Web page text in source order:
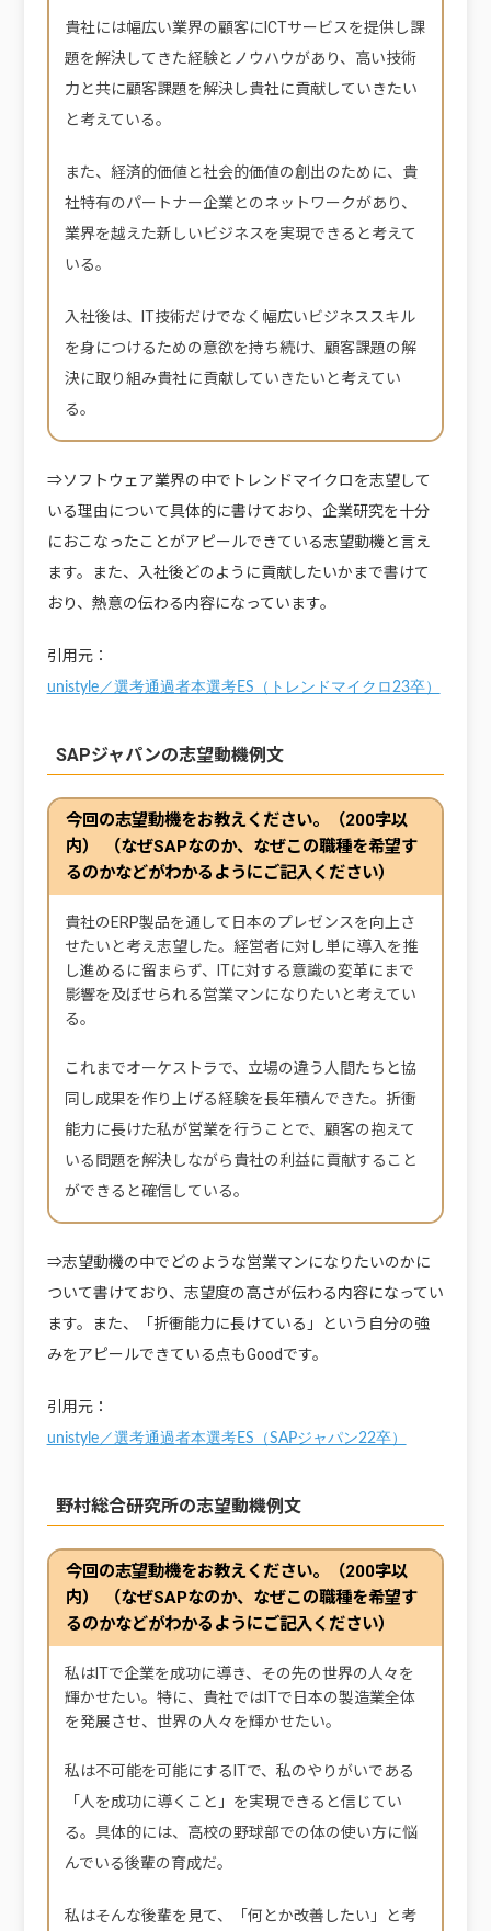
貴社には幅広い業界の顧客にICTサービスを提供し課
題を解決してきた経験とノウハウがあり、高い技術
力と共に顧客課題を解決し貴社に貢献していきたい
と考えている。
また、経済的価値と社会的価値の創出のために、貴
社特有のパートナー企業とのネットワークがあり、
業界を越えた新しいビジネスを実現できると考えて
いる。
入社後は、IT技術だけでなく幅広いビジネススキル
を身につけるための意欲を持ち続け、顧客課題の解
決に取り組み貴社に貢献していきたいと考えてい
る。
⇒ソフトウェア業界の中でトレンドマイクロを志望して
いる理由について具体的に書けており、企業研究を十分
におこなったことがアピールできている志望動機と言え
ます。また、入社後どのように貢献したいかまで書けて
おり、熱意の伝わる内容になっています。
引用元：
unistyle／選考通過者本選考ES（トレンドマイクロ23卒）
SAPジャパンの志望動機例文
今回の志望動機をお教えください。（200字以
内） （なぜSAPなのか、なぜこの職種を希望す
るのかなどがわかるようにご記入ください）
貴社のERP製品を通して日本のプレゼンスを向上さ
せたいと考え志望した。経営者に対し単に導入を推
し進めるに留まらず、ITに対する意識の変革にまで
影響を及ぼせられる営業マンになりたいと考えてい
る。
これまでオーケストラで、立場の違う人間たちと協
同し成果を作り上げる経験を長年積んできた。折衝
能力に長けた私が営業を行うことで、顧客の抱えて
いる問題を解決しながら貴社の利益に貢献すること
ができると確信している。
⇒志望動機の中でどのような営業マンになりたいのかに
ついて書けており、志望度の高さが伝わる内容になってい
ます。また、「折衝能力に長けている」という自分の強
みをアピールできている点もGoodです。
引用元：
unistyle／選考通過者本選考ES（SAPジャパン22卒）
野村総合研究所の志望動機例文
今回の志望動機をお教えください。（200字以
内） （なぜSAPなのか、なぜこの職種を希望す
るのかなどがわかるようにご記入ください）
私はITで企業を成功に導き、その先の世界の人々を
輝かせたい。特に、貴社ではITで日本の製造業全体
を発展させ、世界の人々を輝かせたい。
私は不可能を可能にするITで、私のやりがいである
「人を成功に導くこと」を実現できると信じてい
る。具体的には、高校の野球部での体の使い方に悩
んでいる後輩の育成だ。
私はそんな後輩を見て、「何とか改善したい」と考